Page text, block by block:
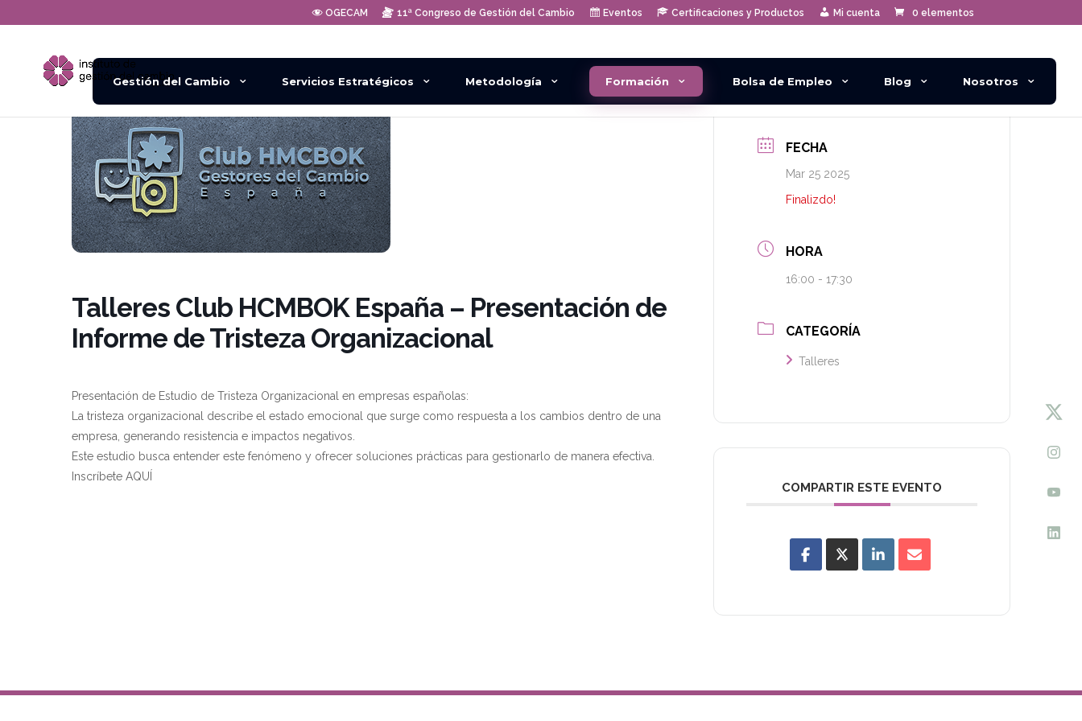
OGECAM 11ª Congreso de Gestión del Cambio Eventos Certificaciones y Productos Mi cuenta 0 elementos
Gestión del Cambio Servicios Estratégicos Metodología Formación Bolsa de Empleo Blog Nosotros
Talleres Club HCMBOK España – Presentación de
Informe de Tristeza Organizacional
Presentación de Estudio de Tristeza Organizacional en empresas españolas:
La tristeza organizacional describe el estado emocional que surge como respuesta a los cambios dentro de una
empresa, generando resistencia e impactos negativos.
Este estudio busca entender este fenómeno y ofrecer soluciones prácticas para gestionarlo de manera efectiva.
Inscríbete AQUÍ
FECHA
Mar 25 2025
Finalizdo!
HORA
16:00 - 17:30
CATEGORÍA
Talleres
COMPARTIR ESTE EVENTO